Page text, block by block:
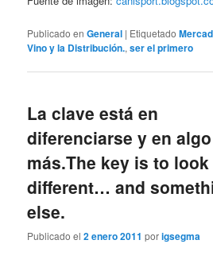
Publicado en General | Etiquetado
Vino y la Distribución.,ser el primero
La clave está en
diferenciarse y en algo
más.The key is to look
different… and
else.
Publicado el2 enero 2011 porigsegma